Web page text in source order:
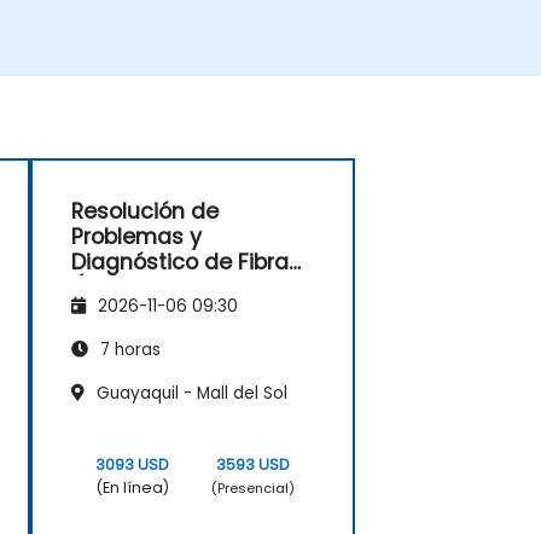
clústeres y regiones dentro de
informes.Resolución de
Problemas y
Diagnóstico de Fibra
2026-11-06 09:30
7 horas
Guayaquil - Mall del Sol
3093 USD
(En línea)
3593 USD
(Presencial)